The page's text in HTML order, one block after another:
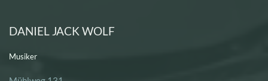
DANIEL JACK WOLF
Musiker